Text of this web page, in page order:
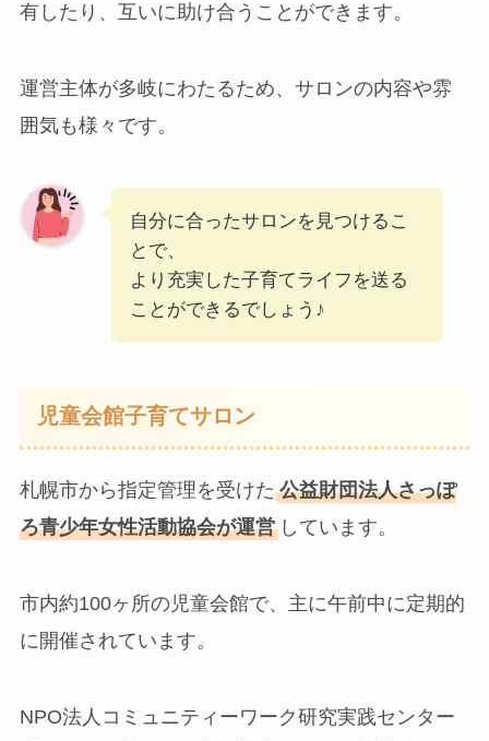
有したり、互いに助け合うことができます。
運営主体が多岐にわたるため、サロンの内容や雰
囲気も様々です。
自分に合ったサロンを見つけるこ
とで、
より充実した子育てライフを送る
ことができるでしょう♪
児童会館子育てサロン
札幌市から指定管理を受けた 公益財団法人さっぽ
ろ青少年女性活動協会が運営 しています。
市内約100ヶ所の児童会館で、主に午前中に定期的
に開催されています。
NPO法人コミュニティーワーク研究実践センター